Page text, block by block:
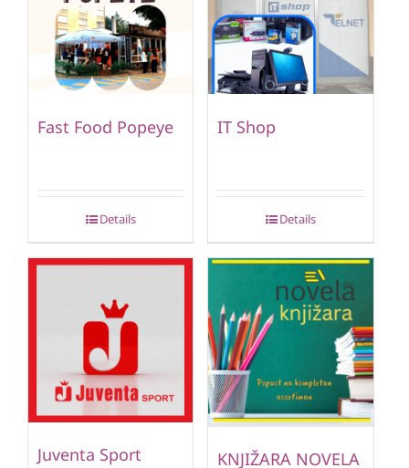
Fast Food Popeye
Details
IT Shop
Details
Juventa Sport KNJIŽARA NOVELA